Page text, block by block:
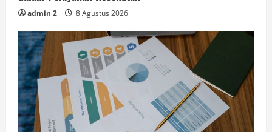
admin 2 8 Agustus 2026